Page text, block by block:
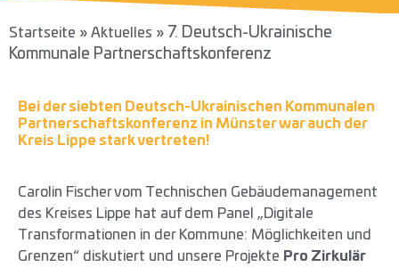
Startseite » Aktuelles » 7. Deutsch-Ukrainische
Kommunale Partnerschaftskonferenz
Bei der siebten Deutsch-Ukrainischen Kommunalen
Partnerschaftskonferenz in Münster war auch der
Kreis Lippe stark vertreten!
Carolin Fischer vom Technischen Gebäudemanagement
des Kreises Lippe hat auf dem Panel „Digitale
Transformationen in der Kommune: Möglichkeiten und
Grenzen“ diskutiert und unsere Projekte Pro Zirkulär